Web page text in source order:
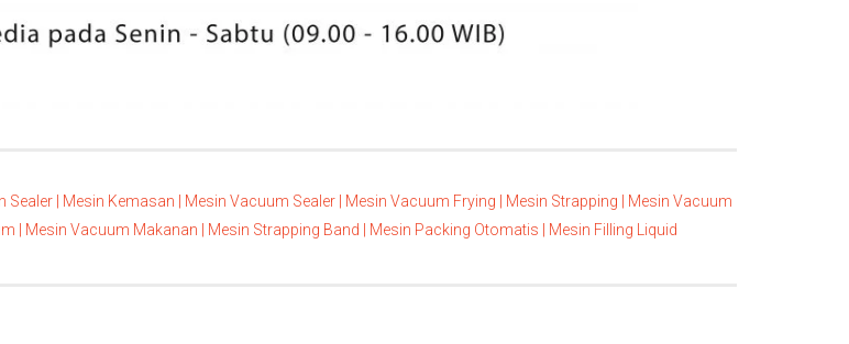
Sealer | Mesin Kemasan | Mesin Vacuum Sealer | Mesin Vacuum Frying | Mesin Strapping | Mesin Vacuum
| Mesin Vacuum Makanan | Mesin Strapping Band | Mesin Packing Otomatis | Mesin Filling Liquid